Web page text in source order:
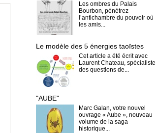
Les ombres du Palais
Bourbon, pénétrez
l’antichambre du pouvoir où
les amis...
Le modèle des 5 énergies taoïstes
Cet article a été écrit avec
Laurent Chateau, spécialiste
des questions de...
"AUBE"
Marc Galan, votre nouvel
ouvrage « Aube », nouveau
volume de la saga
historique...